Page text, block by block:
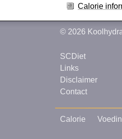
Calorie
© 2026
SCDiet
Links
Disclaimer
Contact
Calorie